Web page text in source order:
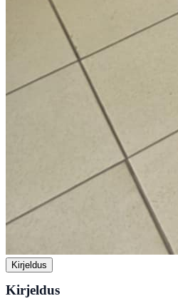
Kirjeldus
Kirjeldus